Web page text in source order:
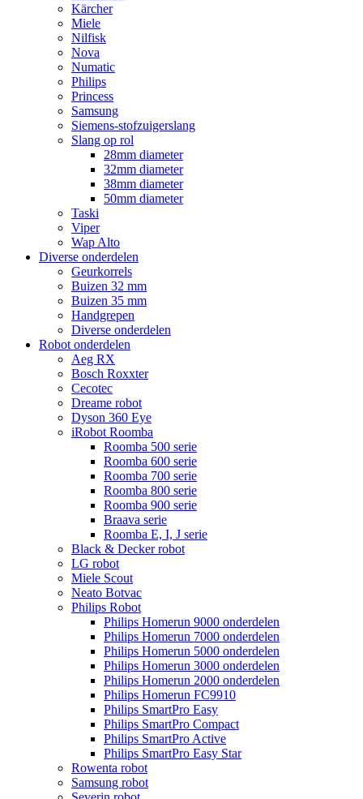
Kärcher
Miele
Nilfisk
Nova
Numatic
Philips
Princess
Samsung
Siemens-stofzuigerslang
Slang op rol
28mm diameter
32mm diameter
38mm diameter
50mm diameter
Taski
Viper
Wap Alto
Diverse onderdelen
Geurkorrels
Buizen 32 mm
Buizen 35 mm
Handgrepen
Diverse onderdelen
Robot onderdelen
Aeg RX
Bosch Roxxter
Cecotec
Dreame robot
Dyson 360 Eye
iRobot Roomba
Roomba 500 serie
Roomba 600 serie
Roomba 700 serie
Roomba 800 serie
Roomba 900 serie
Braava serie
Roomba E, I, J serie
Black & Decker robot
LG robot
Miele Scout
Neato Botvac
Philips Robot
Philips Homerun 9000 onderdelen
Philips Homerun 7000 onderdelen
Philips Homerun 5000 onderdelen
Philips Homerun 3000 onderdelen
Philips Homerun 2000 onderdelen
Philips Homerun FC9910
Philips SmartPro Easy
Philips SmartPro Compact
Philips SmartPro Active
Philips SmartPro Easy Star
Rowenta robot
Samsung robot